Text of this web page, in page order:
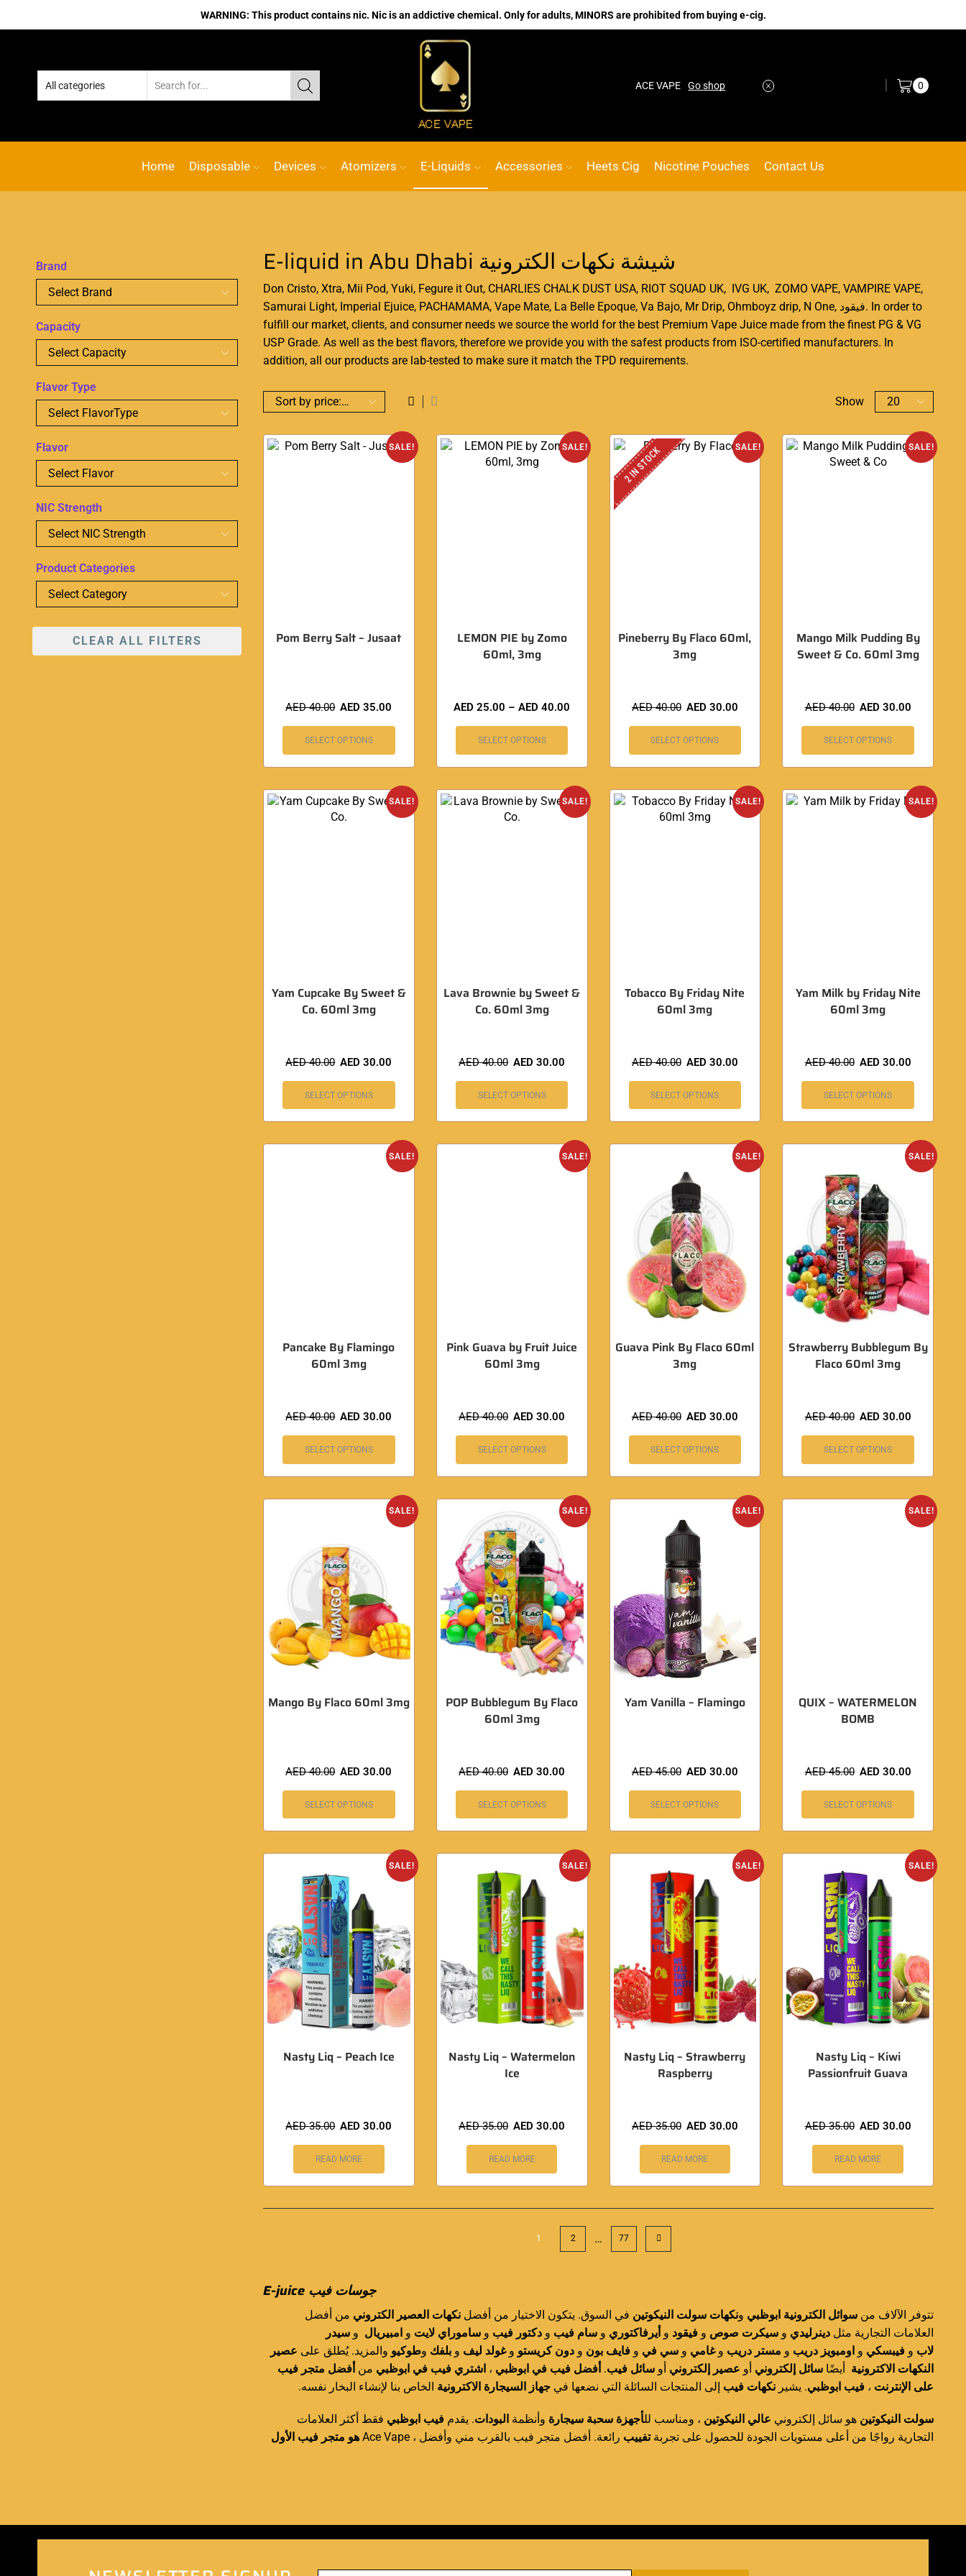
WARNING: This product contains nic. Nic is an addictive chemical. Only for adults, MINORS are prohibited from buying e-cig.
Custom link Go shop No.1 Online vape Shop Custom link 0
Home Disposable Devices Atomizers E-Liquids Accessories Heets Cig Nicotine Pouches Contact Us
E-liquid in Abu Dhabi شيشة نكهات الكترونية
Don Cristo, Xtra, Mii Pod, Yuki, Fegure it Out, CHARLIES CHALK DUST USA, RIOT SQUAD UK, IVG UK, ZOMO VAPE, VAMPIRE VAPE,
Samurai Light, Imperial Ejuice, PACHAMAMA, Vape Mate, La Belle Epoque, Va Bajo, Mr Drip, Ohmboyz drip, N One, فيقود. In order to
fulfill our market, clients, and consumer needs we source the world for the best Premium Vape Juice made from the finest PG & VG
USP Grade. As well as the best flavors, therefore we provide you with the safest products from ISO-certified manufacturers. In
addition, all our products are lab-tested to make sure it match the TPD requirements.
Show
SALE!
Pom Berry Salt – Jusaat
AED40.00 AED35.00
SELECT OPTIONS
SALE!
LEMON PIE by Zomo
60ml, 3mg
AED25.00 – AED40.00
SELECT OPTIONS
SALE!
2 IN STOCK
Pineberry By Flaco 60ml,
3mg
AED40.00 AED 30.00
SELECT OPTIONS
SALE!
Mango Milk Pudding By
Sweet & Co. 60ml 3mg
AED40.00 AED 30.00
SELECT OPTIONS
SALE!
Yam Cupcake By Sweet &
Co. 60ml 3mg
AED40.00 AED30.00
SELECT OPTIONS
SALE!
Lava Brownie by Sweet &
Co. 60ml 3mg
AED40.00 AED30.00
SELECT OPTIONS
SALE!
Tobacco By Friday Nite
60ml 3mg
AED40.00 AED 30.00
SELECT OPTIONS
SALE!
Yam Milk by Friday Nite
60ml 3mg
AED40.00 AED 30.00
SELECT OPTIONS
SALE!
Pancake By Flamingo
60ml 3mg
AED40.00 AED30.00
SELECT OPTIONS
SALE!
Pink Guava by Fruit Juice
60ml 3mg
AED40.00 AED30.00
SELECT OPTIONS
SALE!
Guava Pink By Flaco 60ml
3mg
AED40.00 AED 30.00
SELECT OPTIONS
SALE!
Strawberry Bubblegum By
Flaco 60ml 3mg
AED40.00 AED 30.00
SELECT OPTIONS
SALE!
Mango By Flaco 60ml 3mg
AED40.00 AED30.00
SELECT OPTIONS
SALE!
POP Bubblegum By Flaco
60ml 3mg
AED40.00 AED30.00
SELECT OPTIONS
SALE!
Yam Vanilla – Flamingo
AED45.00 AED 30.00
SELECT OPTIONS
SALE!
QUIX – WATERMELON
BOMB
AED45.00 AED 30.00
SELECT OPTIONS
SALE!
Nasty Liq – Peach Ice
AED35.00 AED30.00
READ MORE
SALE!
Nasty Liq – Watermelon
Ice
AED35.00 AED30.00
READ MORE
SALE!
Nasty Liq – Strawberry
Raspberry
AED35.00 AED 30.00
READ MORE
SALE!
Nasty Liq – Kiwi
Passionfruit Guava
AED35.00 AED 30.00
READ MORE
1 2 … 77
E-juice جوسات فيب
تتوفر الآلاف من سوائل الكترونية ابوظبي ونكهات سولت النيكوتين في السوق. يتكون الاختيار من أفضل نكهات العصير الكتروني من أفضل
العلامات التجارية مثل دينرليدي و سيكرت صوص و فيقود و أيرفاكتوري و سام فيب و دكتور فيب و ساموراي لايت و امبيريال و سيدر
لاب و فيبسكي و اومبويز دريب و مستر دريب وغامي و سي في و فايف بون و دون كريستو وغولد ليف و بلفك وطوكيو والمزيد. يُطلق على عصير
النكهات الاكترونية أيضًا سائل إلكتروني أو عصير إلكتروني أو سائل فيب. أفضل فيب في ابوظبي ، اشتري فيب في ابوظبي من أفضل متجر فيب
على الإنترنت ، فيب ابوظبي. يشير نكهات فيب إلى المنتجات السائلة التي نضعها في جهاز السيجارة الاكترونية الخاص بنا لإنشاء البخار نفسه.
سولت النيكوتين هو سائل إلكتروني عالي النيكوتين ، ومناسب للأجهزة سحبة سيجارة وأنظمة البودات. يقدم فيب ابوظبي فقط أكثر العلامات
التجارية رواجًا من أعلى مستويات الجودة للحصول على تجربةتفييب رائعة. أفضل متجر فيب بالقرب مني وأفضل ، Ace Vape هو متجر فيب الأول
Brand
Capacity
Flavor Type
Flavor
NIC Strength
Product Categories
CLEAR ALL FILTERS